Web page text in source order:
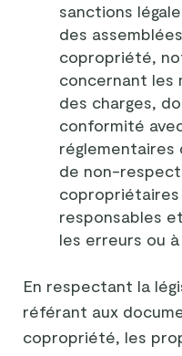
sanctions
des
copropriété,
concernant les
des charges,
conformité
réglementaires
de non-
responsables
les erreurs ou
En respectant la
référant aux
copropriété, les